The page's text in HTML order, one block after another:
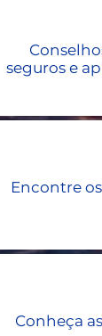
seguros e
Encontre
Conheça